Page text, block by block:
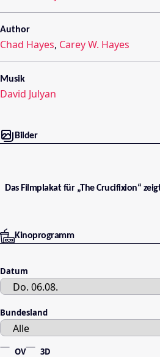
Author
Chad Hayes, Carey W. Hayes
Musik
David Julyan
Bilder
Das Filmplakat für „The Crucifixion“
Kinoprogramm
Datum
Bundesland
OV 3D